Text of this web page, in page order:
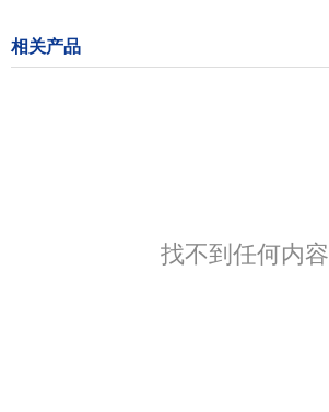
相关产品
找不到任何内容